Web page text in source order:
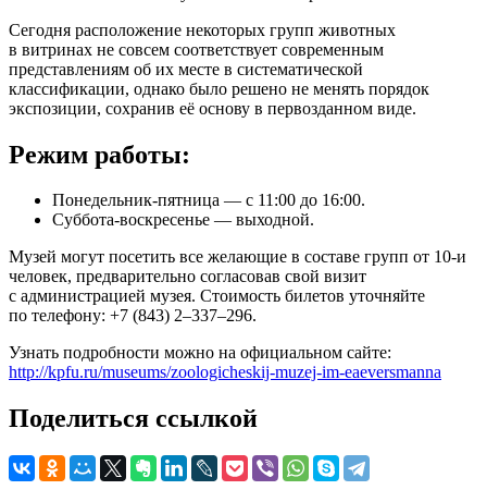
Сегодня расположение некоторых групп животных
в витринах не совсем соответствует современным
представлениям об их месте в систематической
классификации, однако было решено не менять порядок
экспозиции, сохранив её основу в первозданном виде.
Режим работы:
Понедельник-пятница — с 11:00 до 16:00.
Суббота-воскресенье — выходной.
Музей могут посетить все желающие в составе групп от 10-и
человек, предварительно согласовав свой визит
с администрацией музея. Стоимость билетов уточняйте
по телефону: +7 (843) 2–337–296.
Узнать подробности можно на официальном сайте:
http://kpfu.ru/museums/zoologicheskij-muzej-im-eaeversmanna
Поделиться ссылкой